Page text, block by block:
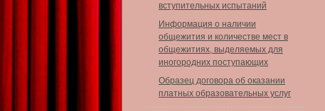
вступительных испытаний
Информация о наличии
общежития и количестве мест в
общежитиях, выделяемых для
иногородних поступающих
Образец договора об оказании
платных образовательных услуг